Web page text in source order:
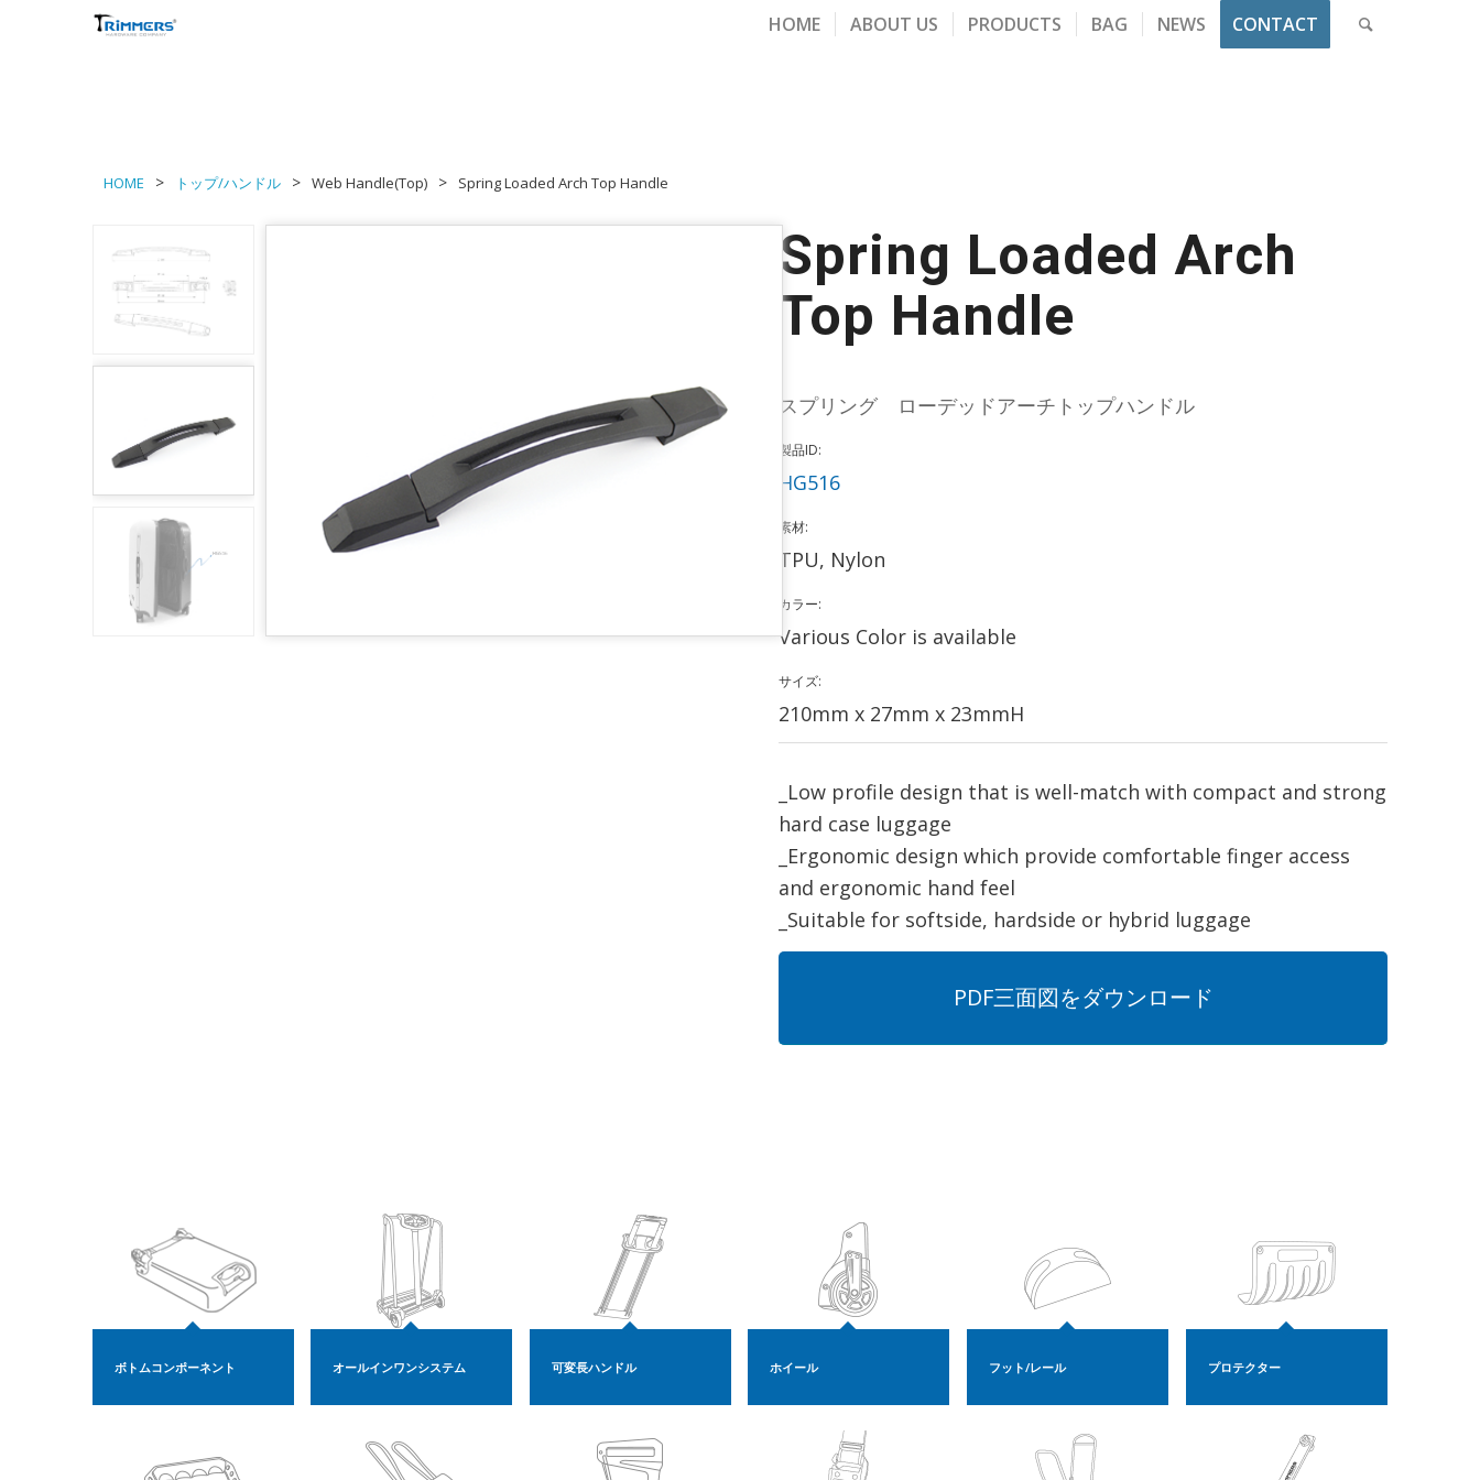
HOME ABOUT US PRODUCTS BAG NEWS CONTACT
HOME トップ/ハンドル Web Handle(Top) Spring Loaded Arch Top Handle
Spring Loaded Arch
Top Handle
スプリング ローデッドアーチトップハンドル
製品ID:
HG516
素材:
TPU, Nylon
カラー:
Various Color is available
サイズ:
210mm x 27mm x 23mmH
_Low profile design that is well-match with compact and strong
hard case luggage
_Ergonomic design which provide comfortable finger access
and ergonomic hand feel
_Suitable for softside, hardside or hybrid luggage
PDF三面図をダウンロード
ボトムコンポーネント オールインワンシステム 可変長ハンドル ホイール フット/レール プロテクター